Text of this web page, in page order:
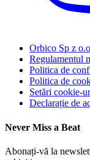
Orbico Sp z
Regulamentul
Politica de
Politica de
Setări cookie-
Declarație de
Never Miss a Beat
Abonați-vă la